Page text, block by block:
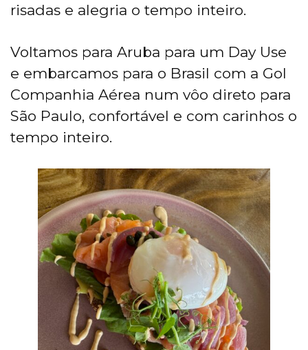
risadas e alegria o tempo inteiro.
Voltamos para Aruba para um Day Use
e embarcamos para o Brasil com a Gol
Companhia Aérea num vôo direto para
São Paulo, confortável e com carinhos o
tempo inteiro.